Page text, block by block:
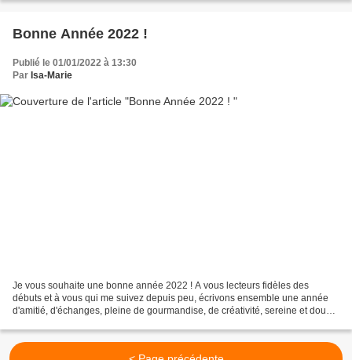
Bonne Année 2022 !
Publié le 01/01/2022 à 13:30
Par Isa-Marie
Je vous souhaite une bonne année 2022 ! A vous lecteurs fidèles des
débuts et à vous qui me suivez depuis peu, écrivons ensemble une année
d'amitié, d'échanges, pleine de gourmandise, de créativité, sereine et douce.